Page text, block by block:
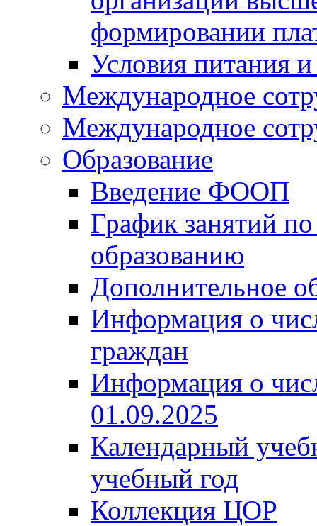
формировании
Условия питания
Международное
Международное
Образование
Введение ФООП
График занятий
образованию
Дополнительное
Информация о
граждан
Информация о
01.09.2025
Календарный
учебный год
Коллекция ЦОР